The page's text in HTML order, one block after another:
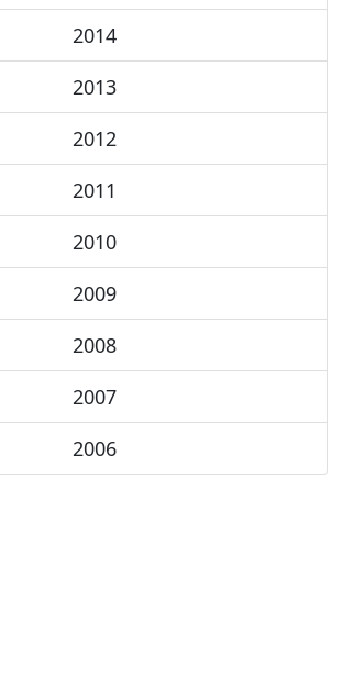
2014
2013
2012
2011
2010
2009
2008
2007
2006